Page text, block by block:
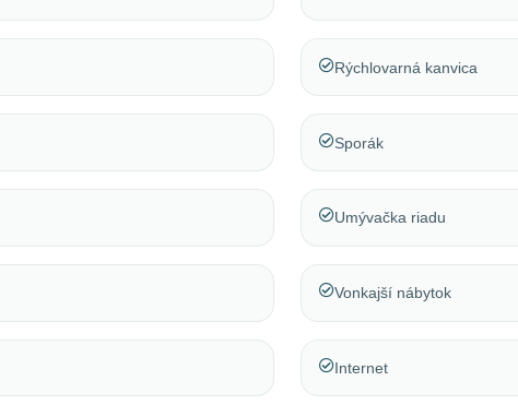
Rýchlovarná kanvica
Sporák
Umývačka riadu
Vonkajší nábytok
Internet